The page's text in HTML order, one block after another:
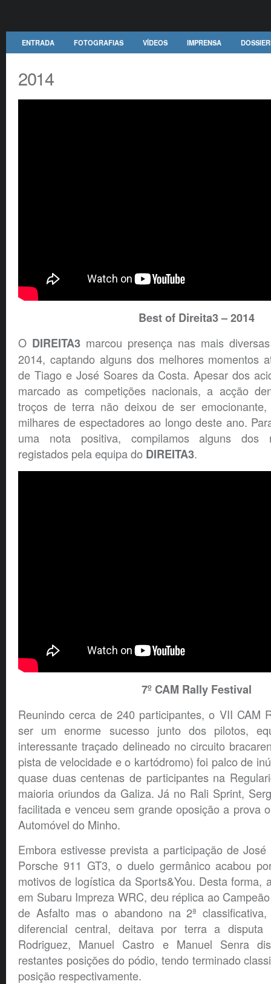
ENTRADA FOTOGRAFIAS VÍDEOS IMPRENSA
2014
Best of Direita3 – 2014
O DIREITA3 marcou presença nas mais
2014, captando alguns dos melhores momentos
de Tiago e José Soares da Costa. Apesar dos
marcado as competições nacionais, a acção
troços de terra não deixou de ser
milhares de espectadores ao longo deste ano.
uma nota positiva, compilamos alguns dos
registados pela equipa do DIREITA3.
7º CAM Rally Festival
Reunindo cerca de 240 participantes, o VII CAM
ser um enorme sucesso junto dos pilotos,
interessante traçado delineado no circuito
pista de velocidade e o kartódromo) foi palco de
quase duas centenas de participantes na
maioria oriundos da Galiza. Já no Rali Sprint,
facilitada e venceu sem grande oposição a prova
Automóvel do Minho.
Embora estivesse prevista a participação de
Porsche 911 GT3, o duelo germânico acabou
motivos de logística da Sports&You. Desta forma,
em Subaru Impreza WRC, deu réplica ao
de Asfalto mas o abandono na 2ª
diferencial central, deitava por terra a disputa
Rodriguez, Manuel Castro e Manuel Senra
restantes posições do pódio, tendo terminado
posição respectivamente.